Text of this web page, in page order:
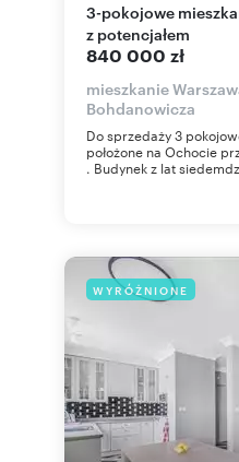
3-pokojowe mieszkanie na Ochocie - 56 m²
z potencjałem
840 000 zł
mieszkanie
Bohdanowicza
Do sprzedaży 3
położone na Ochocie
. Budynek z lat
WYRÓŻNIONE